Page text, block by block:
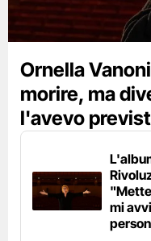
Ornella
morire, ma
l'avevo
mi